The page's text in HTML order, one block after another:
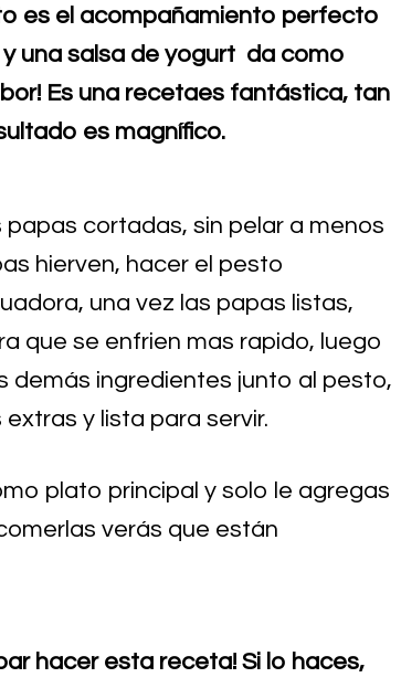
es el acompañamiento perfecto
una salsa de yogurt da como
Es una recetaes fantástica, tan
es magnífico.
papas cortadas, sin pelar a menos
hierven, hacer el pesto
una vez las papas listas,
que se enfrien mas rapido, luego
demás ingredientes junto al pesto,
y lista para servir.
plato principal y solo le agregas
verás que están
hacer esta receta! Si lo haces,